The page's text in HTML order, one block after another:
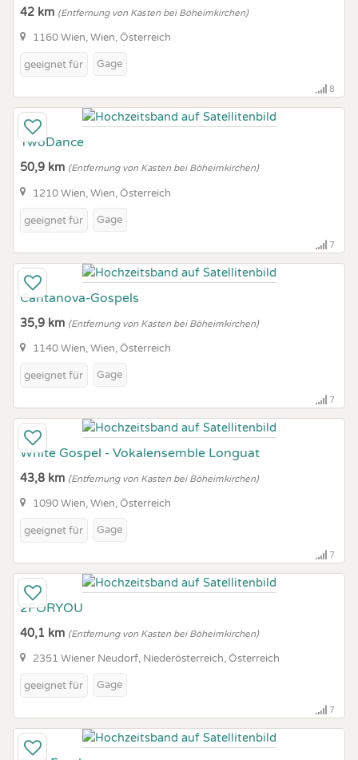
42 km (Entfernung von Kasten bei Böheimkirchen)
1160 Wien, Wien, Österreich
geeignet für Gage
8
TwoDance
50,9 km (Entfernung von Kasten bei Böheimkirchen)
1210 Wien, Wien, Österreich
geeignet für Gage
7
Cantanova-Gospels
35,9 km (Entfernung von Kasten bei Böheimkirchen)
1140 Wien, Wien, Österreich
geeignet für Gage
7
White Gospel - Vokalensemble Longuat
43,8 km (Entfernung von Kasten bei Böheimkirchen)
1090 Wien, Wien, Österreich
geeignet für Gage
7
2FORYOU
40,1 km (Entfernung von Kasten bei Böheimkirchen)
2351 Wiener Neudorf, Niederösterreich, Österreich
geeignet für Gage
7